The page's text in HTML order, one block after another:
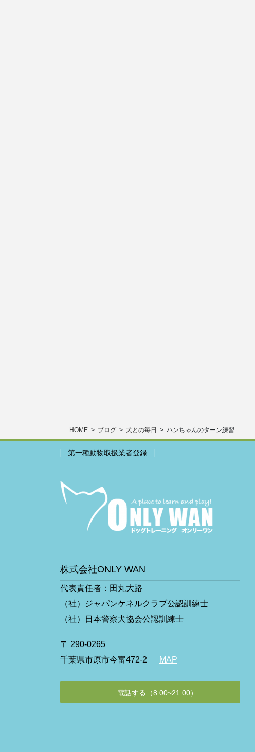
HOME ブログ 犬との毎日 ハンちゃんのターン練習
第一種動物取扱業者登録
株式会社ONLY WAN
代表責任者：田丸大路
（社）ジャパンケネルクラブ公認訓練士
（社）日本警察犬協会公認訓練士
〒 290-0265
千葉県市原市今富472-2
MAP
電話する（8:00~21:00）